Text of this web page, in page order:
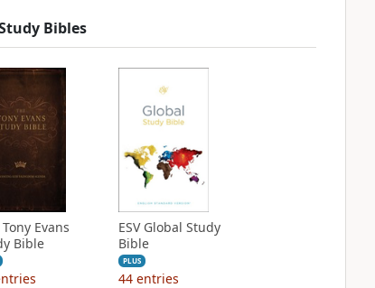
Bibles
Tony Evans
Bible
ESV Global Study
Bible
PLUS
44 entries